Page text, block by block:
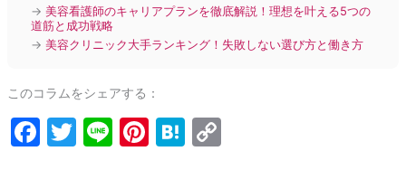
→美容看護師のキャリアプランを徹底解説！理想を叶える5つの
道筋と成功戦略
→美容クリニック大手ランキング！失敗しない選び方と働き方
このコラムをシェアする：
F
T
Li Pi H